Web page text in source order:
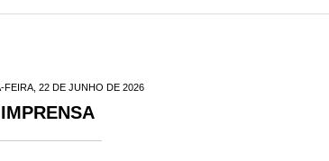
FEIRA, 22 DE JUNHO DE 2026
IMPRENSA